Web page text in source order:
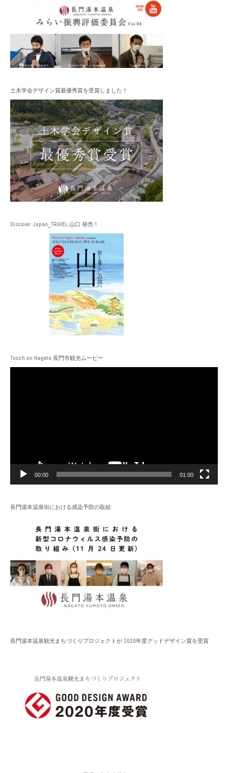
土木学会デザイン賞最優秀賞を受賞しました！
Discover Japan_TRAVEL 山口 発売！
Touch on Nagato 長門市観光ムービー
00:00 01:00
長門湯本温泉街における感染予防の取組
長門湯本温泉観光まちづくりプロジェクトが 2020年度グッドデザイン賞を受賞